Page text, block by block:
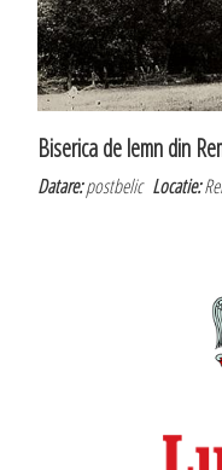
Biserica de lemn din
Datare:postbelicLocatie: